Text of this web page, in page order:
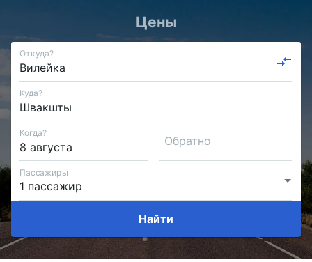
Цены
Откуда?
Куда?
Когда?
Обратно
Пассажиры
Найти